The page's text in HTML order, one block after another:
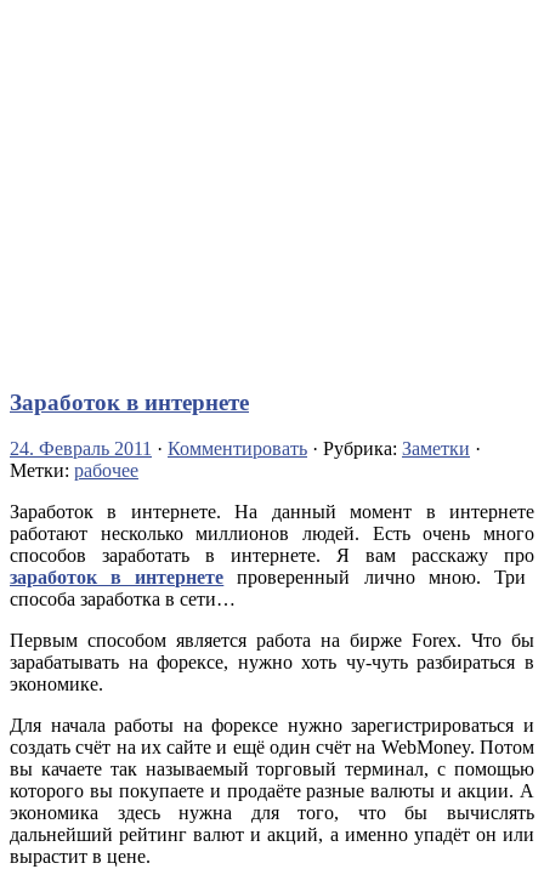
Заработок в интернете
24. Февраль 2011 · Комментировать · Рубрика: Заметки ·
Метки: рабочее
Заработок в интернете. На данный момент в интернете
работают несколько миллионов людей. Есть очень много
способов заработать в интернете. Я вам расскажу про
заработок в интернете проверенный лично мною. Три
способа заработка в сети…
Первым способом является работа на бирже Forex. Что бы
зарабатывать на форексе, нужно хоть чу-чуть разбираться в
экономике.
Для начала работы на форексе нужно зарегистрироваться и
создать счёт на их сайте и ещё один счёт на WebMoney. Потом
вы качаете так называемый торговый терминал, с помощью
которого вы покупаете и продаёте разные валюты и акции. А
экономика здесь нужна для того, что бы вычислять
дальнейший рейтинг валют и акций, а именно упадёт он или
вырастит в цене.